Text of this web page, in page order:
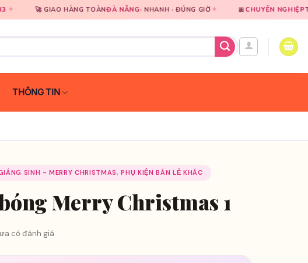
HÀNG TOÀNĐÀ NẴNG· NHANH · ĐÚNG GIỜ✦ 🎀CHUYÊN NGHIỆPTRONG TỪNG
THÔNG TIN
SINH - MERRY CHRISTMAS, PHỤ KIỆN BÁN LẺ KHÁC
Merry Christmas 1
có đánh giá